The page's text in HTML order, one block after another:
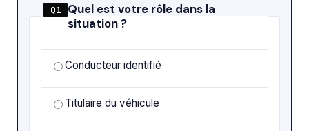
Q1
Quel est votre rôle dans la
situation ?
Conducteur identifié
Titulaire du véhicule